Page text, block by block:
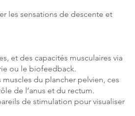
les sensations de descente et
et des capacités musculaires via
ou le biofeedback.
muscles du plancher pelvien, ces
de l’anus et du rectum.
de stimulation pour visualiser